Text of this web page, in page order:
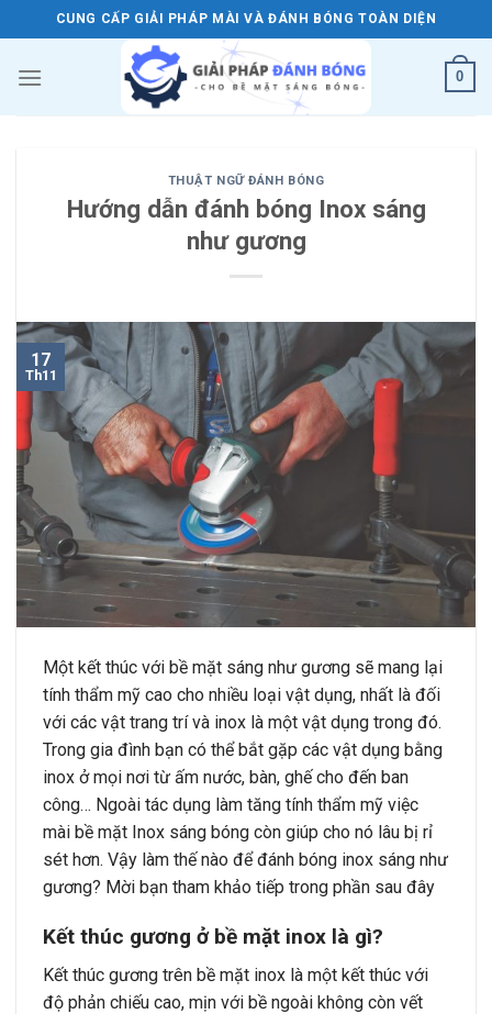
to
content
CUNG CẤP GIẢI PHÁP MÀI VÀ ĐÁNH BÓNG TOÀN DIỆN
0
THUẬT NGỮ ĐÁNH BÓNG
Hướng dẫn đánh bóng Inox sáng
như gương
17
Th11
Một kết thúc với bề mặt sáng như gương sẽ mang lại
tính thẩm mỹ cao cho nhiều loại vật dụng, nhất là đối
với các vật trang trí và inox là một vật dụng trong đó.
Trong gia đình bạn có thể bắt gặp các vật dụng bằng
inox ở mọi nơi từ ấm nước, bàn, ghế cho đến ban
công… Ngoài tác dụng làm tăng tính thẩm mỹ việc
mài bề mặt Inox sáng bóng còn giúp cho nó lâu bị rỉ
sét hơn. Vậy làm thế nào để đánh bóng inox sáng như
gương? Mời bạn tham khảo tiếp trong phần sau đây
Kết thúc gương ở bề mặt inox là gì?
Kết thúc gương trên bề mặt inox là một kết thúc với
độ phản chiếu cao, mịn với bề ngoài không còn vết